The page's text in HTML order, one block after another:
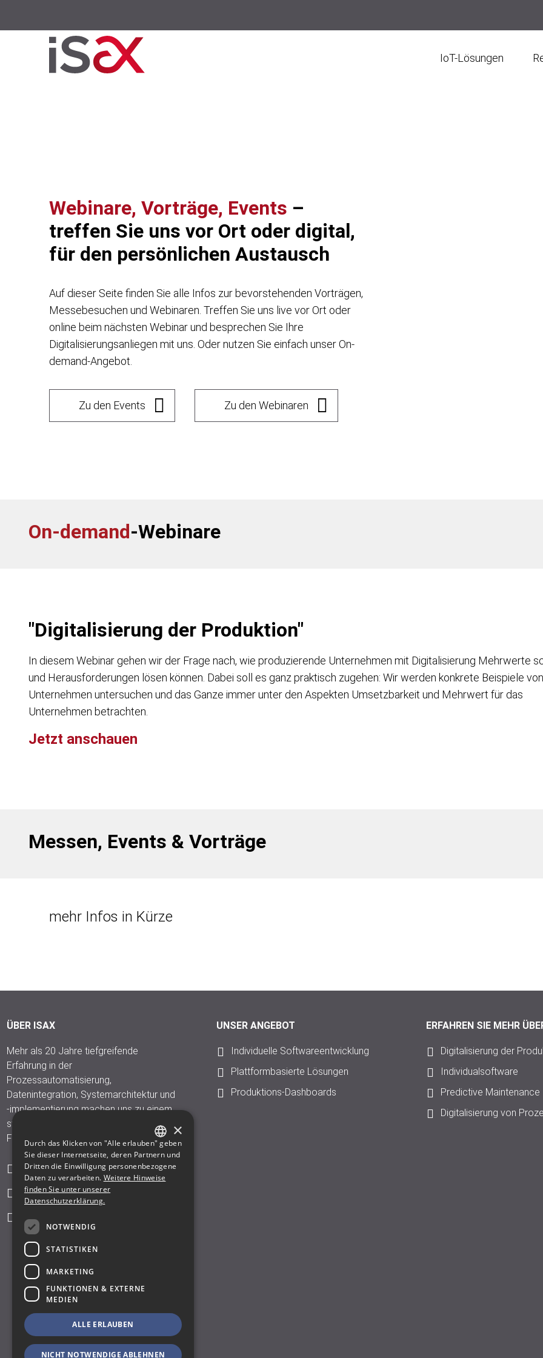
IoT-Lösungen
Webinare, Vorträge, Events –
treffen Sie uns vor Ort oder digital,
für den persönlichen Austausch
Auf dieser Seite finden Sie alle Infos zur bevorstehenden Vorträgen,
Messebesuchen und Webinaren. Treffen Sie uns live vor Ort oder
online beim nächsten Webinar und besprechen Sie Ihre
Digitalisierungsanliegen mit uns. Oder nutzen Sie einfach unser On-
demand-Angebot.
Zu den Events Zu den Webinaren
On-demand-Webinare
"Digitalisierung der Produktion"
In diesem Webinar gehen wir der Frage nach, wie produzierende Unternehmen mit Digitalisierung Mehrwerte
und Herausforderungen lösen können. Dabei soll es ganz praktisch zugehen: Wir werden konkrete Beispiele von
Unternehmen untersuchen und das Ganze immer unter den Aspekten Umsetzbarkeit und Mehrwert für das
Unternehmen betrachten.
Jetzt anschauen
Messen, Events & Vorträge
mehr Infos in Kürze
ÜBER ISAX
Mehr als 20 Jahre tiefgreifende
Erfahrung in der
Prozessautomatisierung,
Datenintegration, Systemarchitektur und
-implementierung machen uns zu einem
starken Partner in der diskreten
Fertigung und der Prozessindustrie.
Weinbergstr. 15 • 01129 Dresden
+49.351.847150
UNSER ANGEBOT
Individuelle Softwareentwicklung
Plattformbasierte Lösungen
Produktions-Dashboards
ERFAHREN SIE MEHR
Digitalisierung der
Individualsoftware
Predictive Maintenance
Digitalisierung von
GERMAN
ENGLISH
×
Durch das Klicken von "Alle erlauben" geben
Sie dieser Internetseite, deren Partnern und
Dritten die Einwilligung personenbezogene
Daten zu verarbeiten. Weitere Hinweise
finden Sie unter unserer
Datenschutzerklärung.
NOTWENDIG
STATISTIKEN
MARKETING
FUNKTIONEN & EXTERNE
MEDIEN
ALLE ERLAUBEN
NICHT NOTWENDIGE ABLEHNEN